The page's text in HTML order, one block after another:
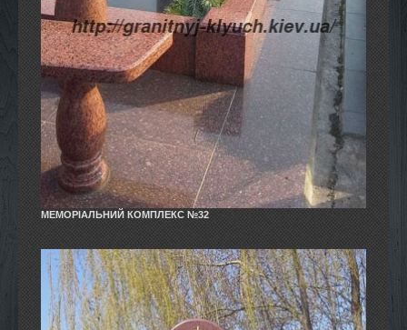
МЕМОРІАЛЬНИЙ КОМПЛЕКС №32